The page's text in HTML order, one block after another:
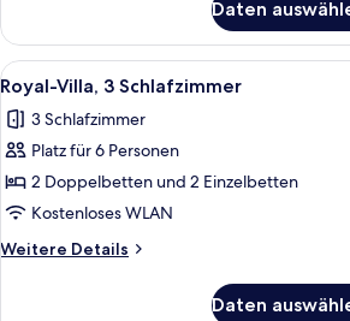
Villa,
3 Schlafzimmer,
eigener
Pool,
Gartenblick
Daten
Alle
Fotos
für
Royal-
Villa,
3 Schlafzimmer
anzeigen
Ein
1
Royal-Villa, 3 Schlafzimmer
3 Schlafzimmer
Platz für 6 Personen
2 Doppelbetten und 2 Einzelbetten
Kostenloses WLAN
Weitere Details
Weitere
Daten